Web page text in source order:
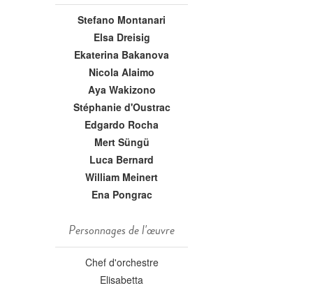
Stefano Montanari
Elsa Dreisig
Ekaterina Bakanova
Nicola Alaimo
Aya Wakizono
Stéphanie d'Oustrac
Edgardo Rocha
Mert Süngü
Luca Bernard
William Meinert
Ena Pongrac
Personnages de l'œuvre
Chef d'orchestre
Elisabetta